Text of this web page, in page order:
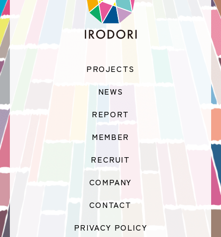
PROJECTS
NEWS
REPORT
MEMBER
RECRUIT
COMPANY
CONTACT
PRIVACY POLICY